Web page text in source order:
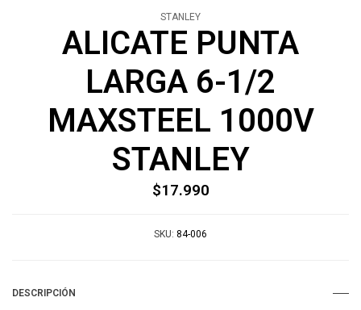
STANLEY
ALICATE PUNTA
LARGA 6-1/2
MAXSTEEL 1000V
STANLEY
$17.990
SKU: 84-006
DESCRIPCIÓN